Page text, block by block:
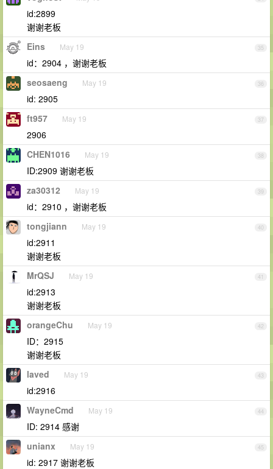
id:2899
谢谢老板
35
Eins May 19
id：2904 ，谢谢老板
36
seosaeng May 19
id: 2905
37
ft957 May 19
2906
38
CHEN1016 May 19
ID:2909 谢谢老板
39
za30312 May 19
id：2910 ，谢谢老板
40
tongjiann May 19
id:2911
谢谢老板
41
MrQSJ May 19
id:2913
谢谢老板
42
orangeChu May 19
ID：2915
谢谢老板
43
laved May 19
id:2916
44
WayneCmd May 19
ID: 2914 感谢
45
unianx May 19
id: 2917 谢谢老板